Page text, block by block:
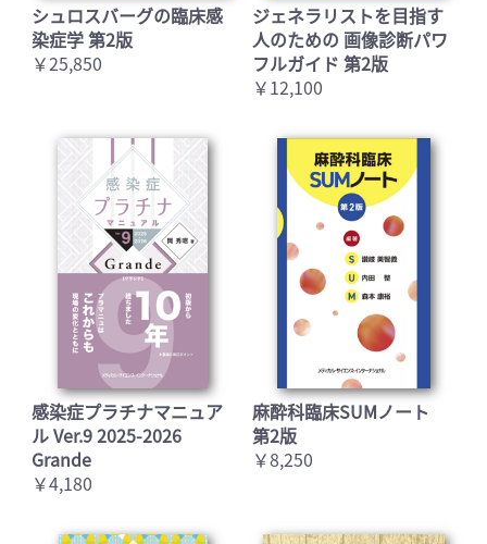
シュロスバーグの臨床感
染症学 第2版
￥25,850
ジェネラリストを目指す
人のための 画像診断パワ
フルガイド 第2版
￥12,100
感染症プラチナマニュア
ル Ver.9 2025-2026
Grande
￥4,180
麻酔科臨床SUMノート
第2版
￥8,250